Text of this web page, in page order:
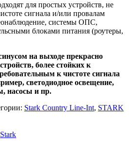
для простых устройств, не
сигнала и/или провалам
системы ОПС,
блоками питания (роутеры,
на выходе прекрасно
более стойких к
к чистоте сигнала
светодиодное освещение,
насосы и пр.
Stark Country Line-Int, STARK
Stark